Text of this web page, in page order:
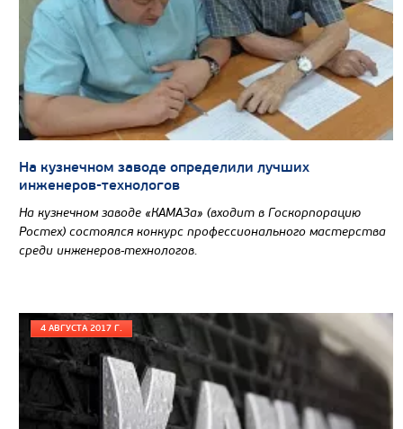
На кузнечном заводе определили лучших
инженеров-технологов
На кузнечном заводе «КАМАЗа» (входит в Госкорпорацию
Ростех) состоялся конкурс профессионального мастерства
среди инженеров-технологов.
4 АВГУСТА 2017 Г.